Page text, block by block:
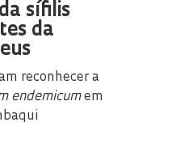
sífilis
da
reconhecer a
endemicumem